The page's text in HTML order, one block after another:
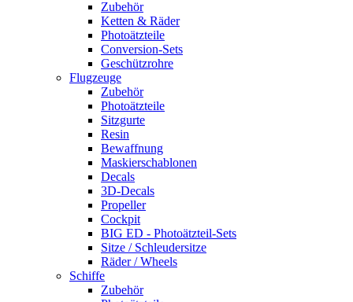
Zubehör
Ketten & Räder
Photoätzteile
Conversion-Sets
Geschützrohre
Flugzeuge
Zubehör
Photoätzteile
Sitzgurte
Resin
Bewaffnung
Maskierschablonen
Decals
3D-Decals
Propeller
Cockpit
BIG ED - Photoätzteil-Sets
Sitze / Schleudersitze
Räder / Wheels
Schiffe
Zubehör